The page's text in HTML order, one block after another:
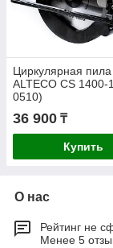
Циркулярная пила
ALTECO CS 1400-
0510)
36 900 ₸
Купить
О нас
Рейтинг не
Менее 5